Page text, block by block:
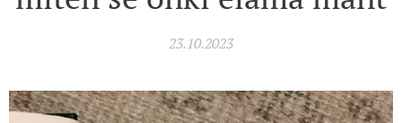
23.10.2023